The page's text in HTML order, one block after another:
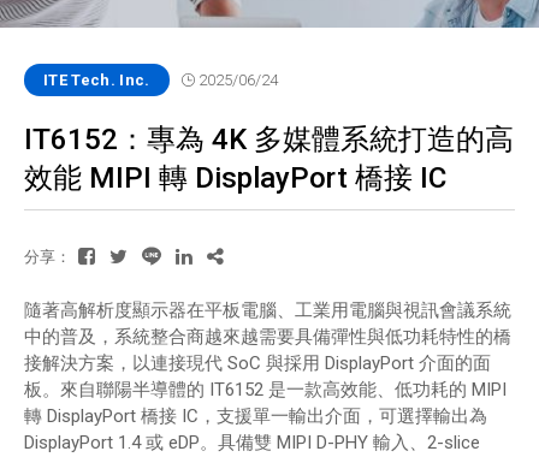
ITE Tech. Inc. 2025/06/24
IT6152：專為 4K 多媒體系統打造的高
效能 MIPI 轉 DisplayPort 橋接 IC
分享：
隨著高解析度顯示器在平板電腦、工業用電腦與視訊會議系統
中的普及，系統整合商越來越需要具備彈性與低功耗特性的橋
接解決方案，以連接現代 SoC 與採用 DisplayPort 介面的面
板。來自聯陽半導體的 IT6152 是一款高效能、低功耗的 MIPI
轉 DisplayPort 橋接 IC，支援單一輸出介面，可選擇輸出為
DisplayPort 1.4 或 eDP。具備雙 MIPI D-PHY 輸入、2-slice